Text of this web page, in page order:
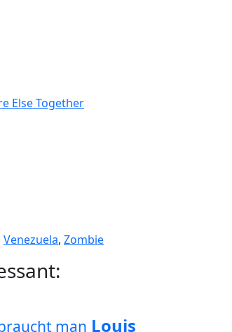
Else Together
Venezuela, Zombie
man Louis